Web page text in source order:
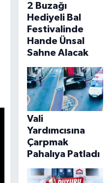
2 Buzağı
Hediyeli Bal
Festivalinde
Hande Ünsal
Sahne Alacak
Vali
Yardımcısına
Çarpmak
Pahalıya Patladı